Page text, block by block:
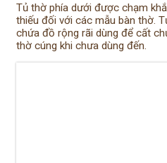
Tủ thờ phía dưới được chạm
thiếu đối với các mẫu bàn thờ.
chứa đồ rộng rãi dùng để cất
thờ cúng khi chưa dùng đến.